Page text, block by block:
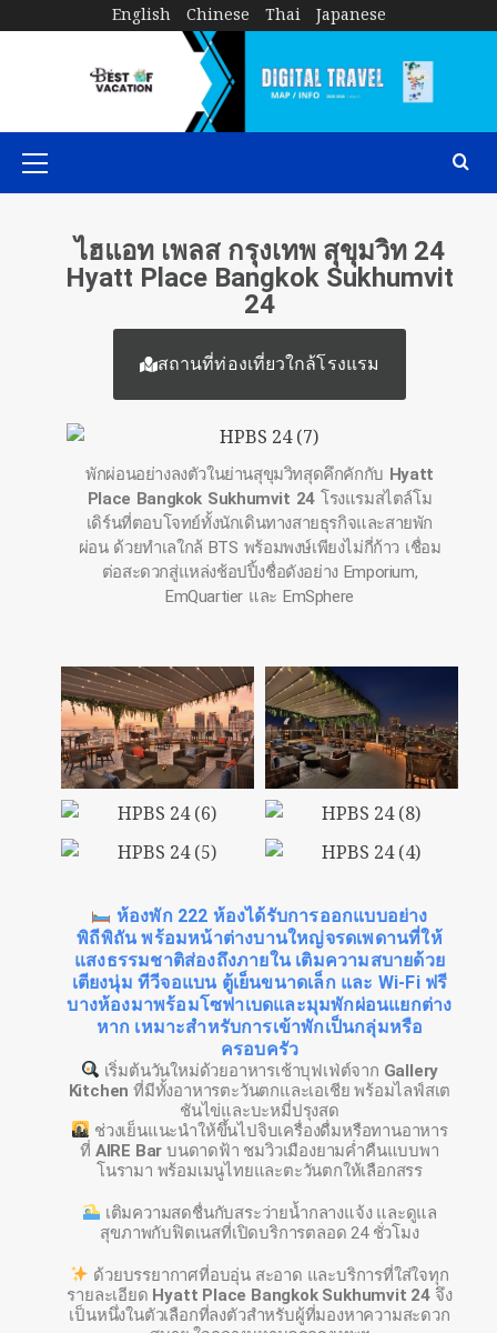
English Chinese Thai Japanese
ไฮแอท เพลส กรุงเทพ สุขุมวิท 24
Hyatt Place Bangkok Sukhumvit
24
สถานที่ท่องเที่ยวใกล้โรงแรม
พักผ่อนอย่างลงตัวในย่านสุขุมวิทสุดคึกคักกับ Hyatt
Place Bangkok Sukhumvit 24โรงแรมสไตล์โม
เดิร์นที่ตอบโจทย์ทั้งนักเดินทางสายธุรกิจและสายพัก
ผ่อน ด้วยทำเลใกล้ BTS พร้อมพงษ์เพียงไม่กี่ก้าว เชื่อม
ต่อสะดวกสู่แหล่งช้อปปิ้งชื่อดังอย่าง Emporium,
EmQuartier และ EmSphere
ห้องพัก 222 ห้องได้รับการออกแบบอย่าง
พิถีพิถัน พร้อมหน้าต่างบานใหญ่จรดเพดานที่ให้
แสงธรรมชาติส่องถึงภายใน เติมความสบายด้วย
เตียงนุ่ม ทีวีจอแบน ตู้เย็นขนาดเล็ก และ Wi-Fi ฟรี
บางห้องมาพร้อมโซฟาเบดและมุมพักผ่อนแยกต่าง
หาก เหมาะสำหรับการเข้าพักเป็นกลุ่มหรือ
ครอบครัว
เริ่มต้นวันใหม่ด้วยอาหารเช้าบุฟเฟ่ต์จาก Gallery
Kitchen ที่มีทั้งอาหารตะวันตกและเอเชีย พร้อมไลฟ์สเต
ชันไข่และบะหมี่ปรุงสด
ช่วงเย็นแนะนำให้ขึ้นไปจิบเครื่องดื่มหรือทานอาหาร
ที่ AIRE Bar บนดาดฟ้า ชมวิวเมืองยามค่ำคืนแบบพา
โนรามา พร้อมเมนูไทยและตะวันตกให้เลือกสรร
เติมความสดชื่นกับสระว่ายน้ำกลางแจ้ง และดูแล
สุขภาพกับฟิตเนสที่เปิดบริการตลอด 24 ชั่วโมง
ด้วยบรรยากาศที่อบอุ่น สะอาด และบริการที่ใส่ใจทุก
รายละเอียด Hyatt Place Bangkok Sukhumvit 24 จึง
เป็นหนึ่งในตัวเลือกที่ลงตัวสำหรับผู้ที่มองหาความสะดวก